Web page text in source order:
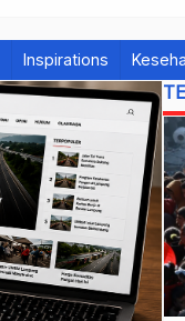
Inspirations